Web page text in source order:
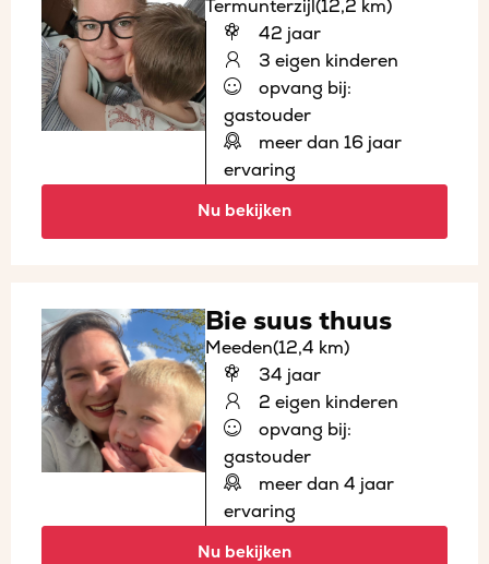
Termunterzijl (12,2 km)
42 jaar
3 eigen kinderen
opvang bij:
gastouder
meer dan 16 jaar
ervaring
Nu bekijken
Bie suus thuus
Meeden(12,4 km)
34 jaar
2 eigen kinderen
opvang bij:
gastouder
meer dan 4 jaar
ervaring
Nu bekijken